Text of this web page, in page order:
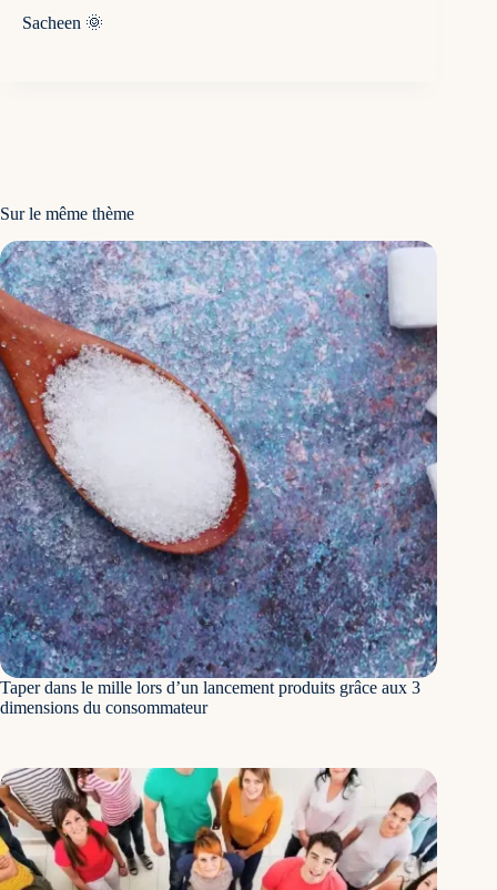
Sacheen 🌞
Sur le même thème
Taper dans le mille lors d’un lancement produits grâce aux 3
dimensions du consommateur